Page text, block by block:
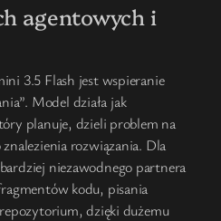
agentowych i
3.5 Flash jest wspieranie
Model działa jak
planuje, dzieli problem na
rozwiązania. Dla
niezawodnego partnera
kodu, pisania
dzięki dużemu